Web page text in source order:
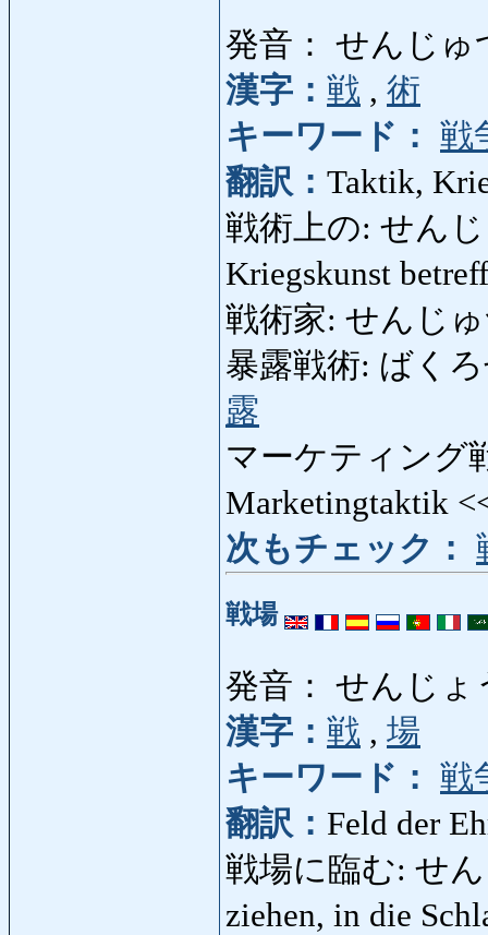
発音： せんじゅ
漢字： 戦 , 術
キーワード： 戦
翻訳： Taktik,
戦術上の: せん
Kriegskunst
戦術家: せんじ
暴露戦術: ばく
露
マーケティング
Marketingtaktik
次もチェック：
戦場
発音： せんじょ
漢字： 戦 , 場
キーワード： 戦
翻訳： Feld der
戦場に臨む: せ
ziehen, in die